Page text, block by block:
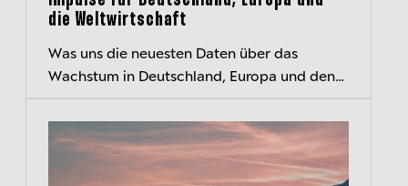
die Weltwirtschaft
Was uns die neuesten Daten über das
Wachstum in Deutschland, Europa und den